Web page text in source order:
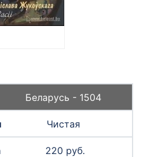
Беларусь - 1504
Чистая
220 руб.